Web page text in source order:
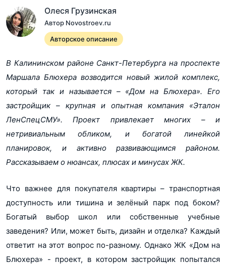
Показать все 10 планировок
Олеся Грузинская
Автор Novostroev.ru
Авторское описание
В Калининском районе Санкт-Петербурга на проспекте
Маршала Блюхера возводится новый жилой комплекс,
который так и называется – «Дом на Блюхера». Его
застройщик – крупная и опытная компания «Эталон
ЛенСпецСМУ». Проект привлекает многих – и
нетривиальным обликом, и богатой линейкой
планировок, и активно развивающимся районом.
Рассказываем о нюансах, плюсах и минусах ЖК.
Что важнее для покупателя квартиры – транспортная
доступность или тишина и зелёный парк под боком?
Богатый выбор школ или собственные учебные
заведения? Или, может быть, дизайн и отделка? Каждый
ответит на этот вопрос по-разному. Однако ЖК «Дом на
Блюхера» - проект, в котором застройщик попытался